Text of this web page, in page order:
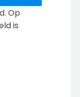
Op
is